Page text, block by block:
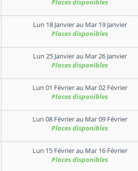
Places disponibles
Lun 18 Janvierau Mar 19 Janvier
Places disponibles
Lun 25 Janvierau Mar 26 Janvier
Places disponibles
Lun 01 Févrierau Mar 02 Février
Places disponibles
Lun 08 Févrierau Mar 09 Février
Places disponibles
Lun 15 Févrierau Mar 16 Février
Places disponibles